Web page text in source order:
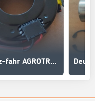
Deutz-fahr AGROTRON Elektromagnet 0.010.3631.0, 001036310